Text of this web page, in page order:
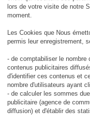
lors de votre visite de notre
moment.
Les Cookies que Nous
permis leur enregistrement,
- de comptabiliser le nombre
contenus publicitaires
d'identifier ces contenus et
nombre d'utilisateurs ayant
- de calculer les sommes
publicitaire (agence de
diffusion) et d'établir des